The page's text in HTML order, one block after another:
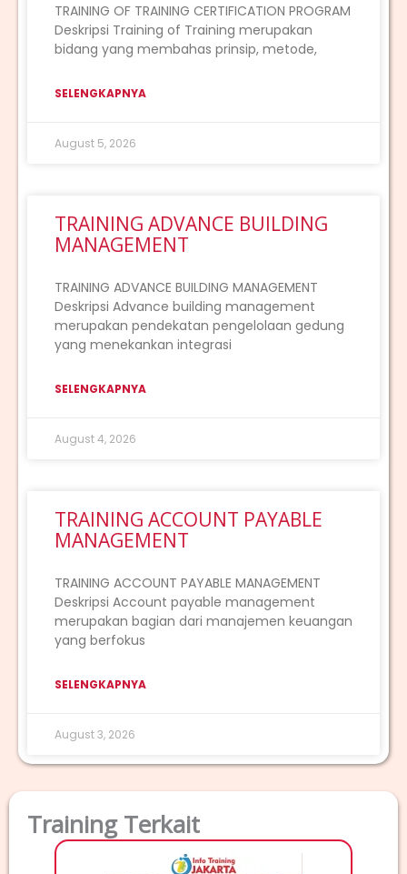
TRAINING OF TRAINING CERTIFICATION PROGRAM
Deskripsi Training of Training merupakan
bidang yang membahas prinsip, metode,
SELENGKAPNYA
August 5, 2026
TRAINING ADVANCE BUILDING
MANAGEMENT
TRAINING ADVANCE BUILDING MANAGEMENT
Deskripsi Advance building management
merupakan pendekatan pengelolaan gedung
yang menekankan integrasi
SELENGKAPNYA
August 4, 2026
TRAINING ACCOUNT PAYABLE
MANAGEMENT
TRAINING ACCOUNT PAYABLE MANAGEMENT
Deskripsi Account payable management
merupakan bagian dari manajemen keuangan
yang berfokus
SELENGKAPNYA
August 3, 2026
Training Terkait